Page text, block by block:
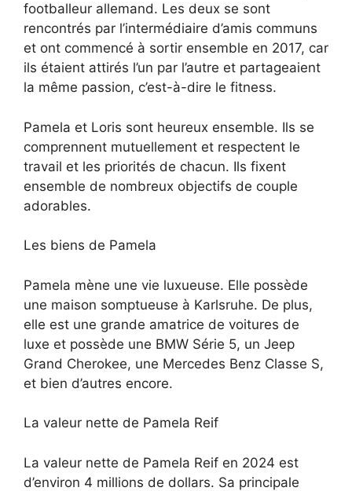
footballeur allemand. Les deux se sont
rencontrés par l’intermédiaire d’amis communs
et ont commencé à sortir ensemble en 2017, car
ils étaient attirés l’un par l’autre et partageaient
la même passion, c’est-à-dire le fitness.
Pamela et Loris sont heureux ensemble. Ils se
comprennent mutuellement et respectent le
travail et les priorités de chacun. Ils fixent
ensemble de nombreux objectifs de couple
adorables.
Les biens de Pamela
Pamela mène une vie luxueuse. Elle possède
une maison somptueuse à Karlsruhe. De plus,
elle est une grande amatrice de voitures de
luxe et possède une BMW Série 5, un Jeep
Grand Cherokee, une Mercedes Benz Classe S,
et bien d’autres encore.
La valeur nette de Pamela Reif
La valeur nette de Pamela Reif en 2024 est
d’environ 4 millions de dollars. Sa principale